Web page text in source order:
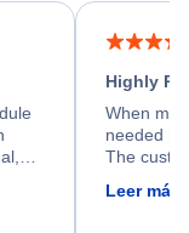
Highly
When my
needed
The
calm,
Leer más